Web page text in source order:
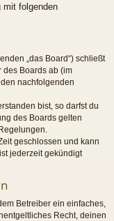
mit folgenden
„das Board“) schließt
des Boards ab (im
nachfolgenden
bist, so darfst du
des Boards gelten
geschlossen und kann
jederzeit gekündigt
Betreiber ein einfaches,
Recht, deinen